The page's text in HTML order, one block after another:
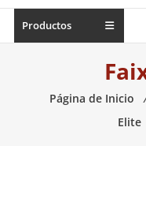
Todo
necesario
Productos
Página de Inicio
Elite